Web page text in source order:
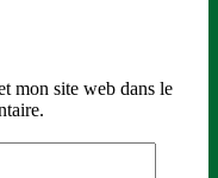
mon site web dans le